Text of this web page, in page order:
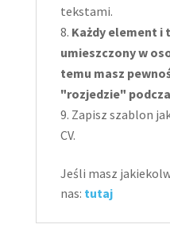
tekstami.
Każdy element i
umieszczony w
temu masz
"rozjedzie"
Zapisz szablon
CV.
Jeśli masz
nas: tutaj